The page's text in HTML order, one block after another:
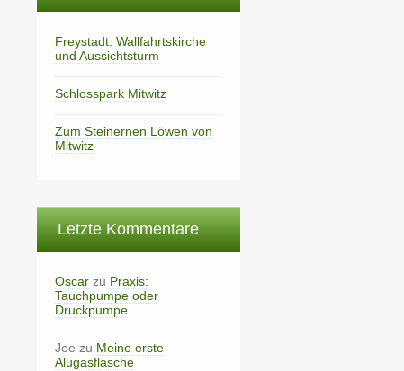
Freystadt: Wallfahrtskirche
und Aussichtsturm
Schlosspark Mitwitz
Zum Steinernen Löwen von
Mitwitz
Letzte Kommentare
Oscarzu Praxis:
Tauchpumpe oder
Druckpumpe
Joe zu Meine erste
Alugasflasche